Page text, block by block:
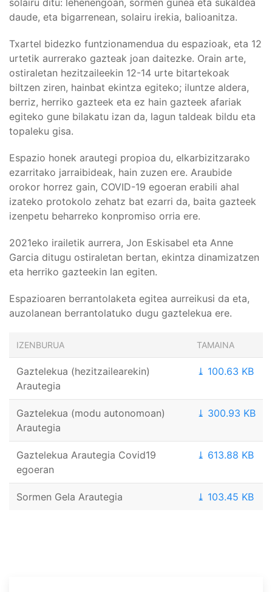
solairu ditu: lehenengoan, sormen gunea eta sukaldea
daude, eta bigarrenean, solairu irekia, balioanitza.
Txartel bidezko funtzionamendua du espazioak, eta 12
urtetik aurrerako gazteak joan daitezke. Orain arte,
ostiraletan hezitzaileekin 12-14 urte bitartekoak
biltzen ziren, hainbat ekintza egiteko; iluntze aldera,
berriz, herriko gazteek eta ez hain gazteek afariak
egiteko gune bilakatu izan da, lagun taldeak bildu eta
topaleku gisa.
Espazio honek arautegi propioa du, elkarbizitzarako
ezarritako jarraibideak, hain zuzen ere. Araubide
orokor horrez gain, COVID-19 egoeran erabili ahal
izateko protokolo zehatz bat ezarri da, baita gazteek
izenpetu beharreko konpromiso orria ere.
2021eko irailetik aurrera, Jon Eskisabel eta Anne
Garcia ditugu ostiraletan bertan, ekintza dinamizatzen
eta herriko gazteekin lan egiten.
Espazioaren berrantolaketa egitea aurreikusi da eta,
auzolanean berrantolatuko dugu gaztelekua ere.
IZENBURUA TAMAINA
Gaztelekua (hezitzailearekin)
Arautegia
⤓ 100.63 KB
Gaztelekua (modu autonomoan)
Arautegia
⤓ 300.93 KB
Gaztelekua Arautegia Covid19
egoeran
⤓ 613.88 KB
Sormen Gela Arautegia ⤓ 103.45 KB